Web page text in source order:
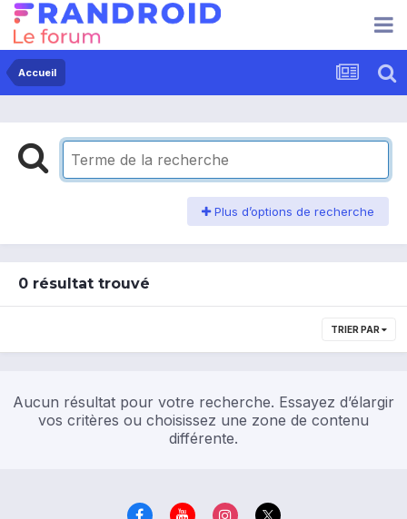
Accueil
Plus d’options de recherche
0 résultat trouvé
TRIER PAR
Aucun résultat pour votre recherche. Essayez d’élargir
vos critères ou choisissez une zone de contenu
différente.